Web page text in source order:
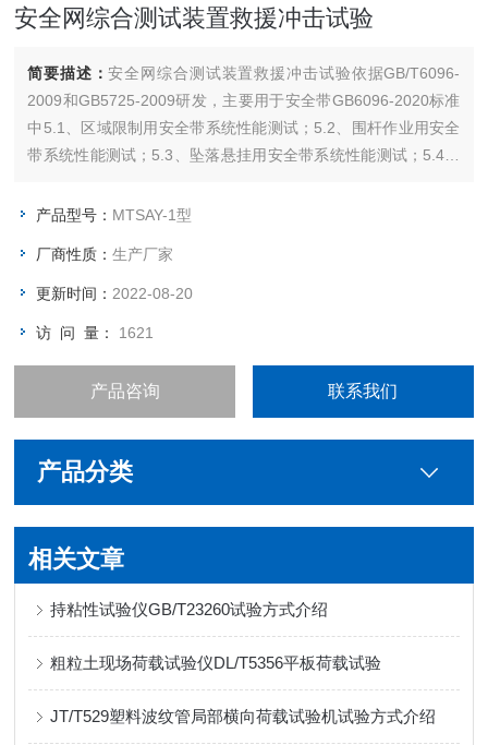
安全网综合测试装置救援冲击试验
简要描述：安全网综合测试装置救援冲击试验依据GB/T6096-
2009和GB5725-2009研发，主要用于安全带GB6096-2020标准
中5.1、区域限制用安全带系统性能测试；5.2、围杆作业用安全
带系统性能测试；5.3、坠落悬挂用安全带系统性能测试；5.4、
产品型号： MTSAY-1型
厂商性质：生产厂家
更新时间： 2022-08-20
访 问 量： 1621
产品咨询 联系我们
产品分类
相关文章
持粘性试验仪GB/T23260试验方式介绍
粗粒土现场荷载试验仪DL/T5356平板荷载试验
JT/T529塑料波纹管局部横向荷载试验机试验方式介绍